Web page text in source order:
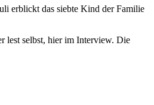
lest selbst, hier im Interview. Die